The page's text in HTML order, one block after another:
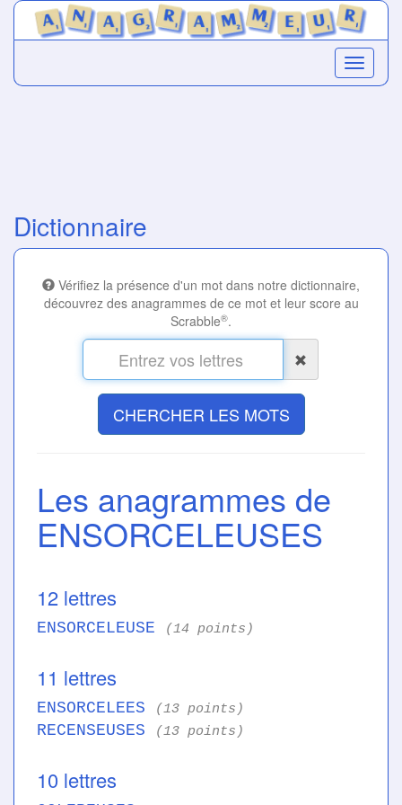
Dictionnaire
Vérifiez la présence d'un mot dans notre dictionnaire,
découvrez des anagrammes de ce mot et leur score au
Scrabble®.
CHERCHER LES MOTS
Les anagrammes de
ENSORCELEUSES
12 lettres
ENSORCELEUSE (14 points)
11 lettres
ENSORCELEES (13 points)
RECENSEUSES (13 points)
10 lettres